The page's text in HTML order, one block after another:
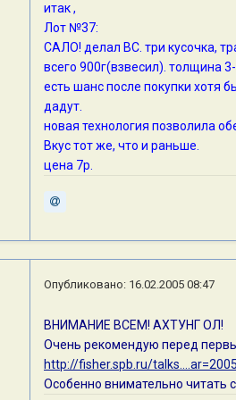
итак ,
Лот №37:
САЛО! делал ВС. три кусочка,
всего 900г(взвесил). толщина
есть шанс после покупки хотя
дадут.
новая технология позволила
Вкус тот же, что и раньше.
цена 7р.
Опубликовано: 16.02.2005 08:47
ВНИМАНИЕ ВСЕМ! АХТУНГ ОЛ!
Очень рекомендую перед
http://fisher.spb.ru/
Особенно внимательно читать